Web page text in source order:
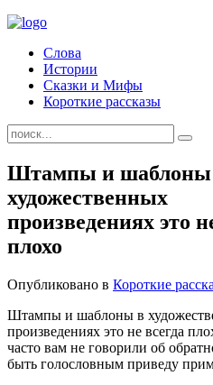
Слова
Истории
Сказки и Мифы
Короткие рассказы
Штампы и шаблоны
художественных
произведениях это
плохо
Опубликовано в Короткие
Штампы и шаблоны в
произведениях это не всегда
часто вам не говорили об
быть голословным приведу